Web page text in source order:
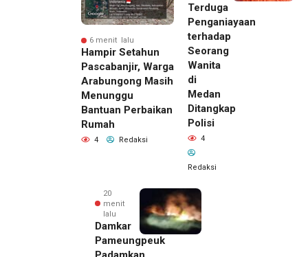
6 menit lalu
Hampir Setahun
Pascabanjir, Warga
Arabungong Masih
Menunggu
Bantuan Perbaikan
Rumah
4 Redaksi
Terduga
Penganiayaan
terhadap
Seorang
Wanita
di
Medan
Ditangkap
Polisi
4
Redaksi
20
menit
lalu
Damkar
Pameungpeuk